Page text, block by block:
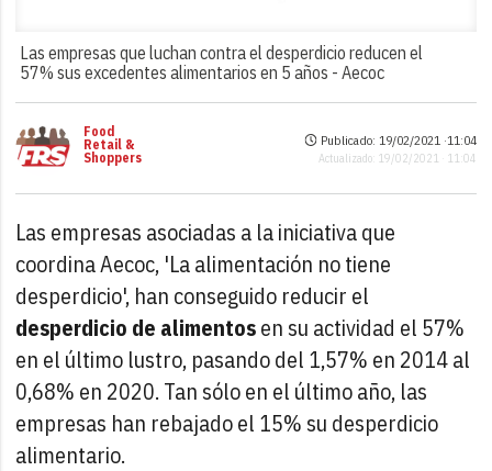
Las empresas que luchan contra el desperdicio reducen el
57% sus excedentes alimentarios en 5 años -Aecoc
Food
Retail &
Shoppers
Publicado: 19/02/2021 ·11:04
Actualizado: 19/02/2021 · 11:04
Las empresas asociadas a la iniciativa que
coordina Aecoc, 'La alimentación no tiene
desperdicio', han conseguido reducir el
desperdicio de alimentosen su actividad el 57%
en el último lustro, pasando del 1,57% en 2014 al
0,68% en 2020. Tan sólo en el último año, las
empresas han rebajado el 15% su desperdicio
alimentario.